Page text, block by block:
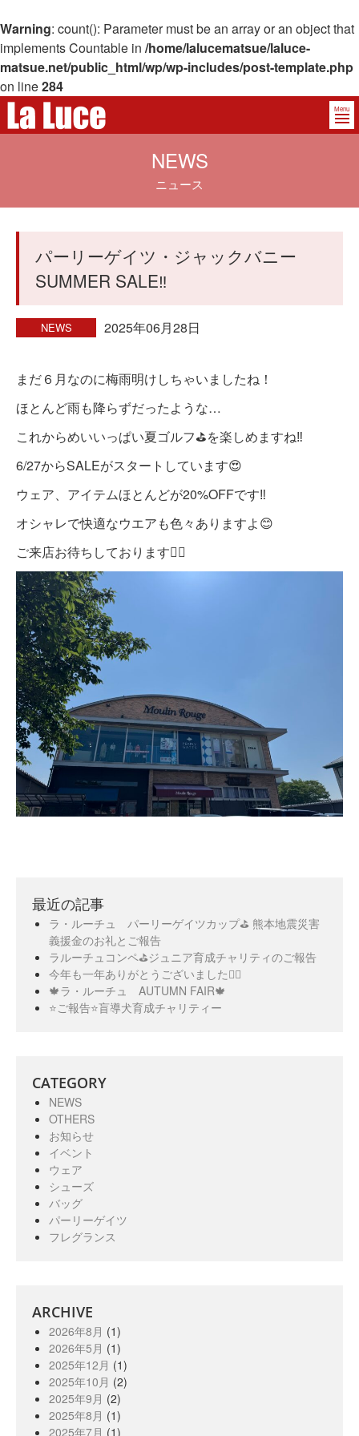
Warning: count(): Parameter must be an array or an object that
implements Countable in /home/lalucematsue/laluce-
matsue.net/public_html/wp/wp-includes/post-template.php
on line284
Menu
NEWS
ニュース
パーリーゲイツ・ジャックバニー
SUMMER SALE‼️
NEWS 2025年06月28日
まだ６月なのに梅雨明けしちゃいましたね！
ほとんど雨も降らずだったような…
これからめいいっぱい夏ゴルフ⛳️を楽しめますね‼️
6/27からSALEがスタートしています😍
ウェア、アイテムほとんどが20%OFFです‼️
オシャレで快適なウエアも色々ありますよ😊
ご来店お待ちしております🙇‍♀️
最近の記事
ラ・ルーチュ パーリーゲイツカップ⛳️ 熊本地震災害
義援金のお礼とご報告
ラルーチュコンペ⛳️ジュニア育成チャリティのご報告
今年も一年ありがとうございました🙇‍♀️
🍁ラ・ルーチュ AUTUMN FAIR🍁
⭐️ご報告⭐️盲導犬育成チャリティー
CATEGORY
NEWS
OTHERS
お知らせ
イベント
ウェア
シューズ
バッグ
パーリーゲイツ
フレグランス
ARCHIVE
2026年8月 (1)
2026年5月 (1)
2025年12月 (1)
2025年10月 (2)
2025年9月 (2)
2025年8月 (1)
2025年7月 (1)